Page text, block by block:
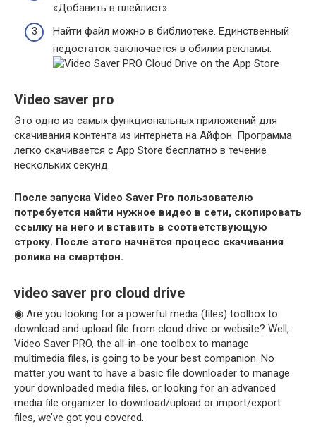
«Добавить в плейлист».
Найти файл можно в библиотеке. Единственный
недостаток заключается в обилии рекламы.
Video saver pro
Это одно из самых функциональных приложений для
скачивания контента из интернета на Айфон. Программа
легко скачивается с App Store бесплатно в течение
нескольких секунд.
После запуска Video Saver Pro пользователю
потребуется найти нужное видео в сети, скопировать
ссылку на него и вставить в соответствующую
строку. После этого начнётся процесс скачивания
ролика на смартфон.
‎video saver pro cloud drive
◉ Are you looking for a powerful media (files) toolbox to
download and upload file from cloud drive or website? Well,
Video Saver PRO, the all-in-one toolbox to manage
multimedia files, is going to be your best companion. No
matter you want to have a basic file downloader to manage
your downloaded media files, or looking for an advanced
media file organizer to download/upload or import/export
files, we’ve got you covered.